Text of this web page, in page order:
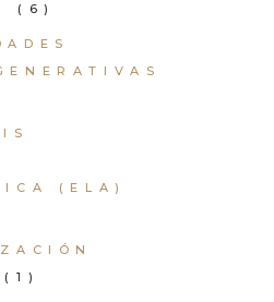
(6)
(ELA)
(1)